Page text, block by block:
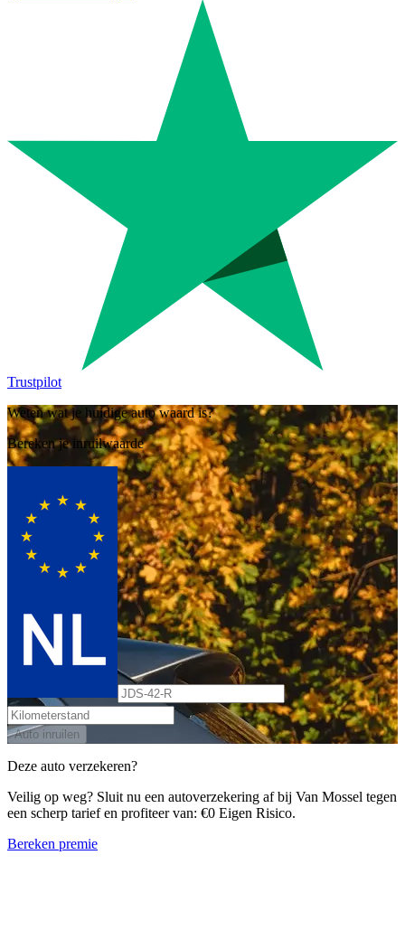
Trustpilot
Weten wat je huidige auto waard is?
Bereken je inruilwaarde
Auto inruilen
Deze auto verzekeren?
Veilig op weg? Sluit nu een autoverzekering af bij Van Mossel tegen
een scherp tarief en profiteer van: €0 Eigen Risico.
Bereken premie